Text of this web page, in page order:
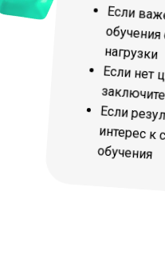
Если
нагрузки
Если нет
Если
интерес
обучения